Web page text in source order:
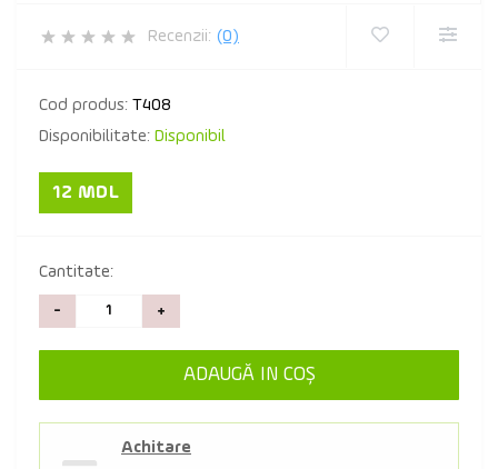
Recenzii: (0)
Cod produs: T408
Disponibilitate: Disponibil
12 MDL
Cantitate:
- +
ADAUGĂ IN COŞ
Achitare